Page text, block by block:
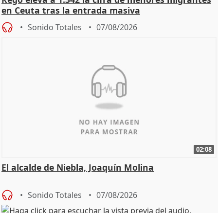
en Ceuta tras la entrada masiva
Sonido Totales 07/08/2026
02:08
El alcalde de Niebla, Joaquín Molina
Sonido Totales 07/08/2026